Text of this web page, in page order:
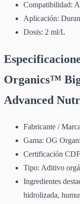
Compatibilidad:
Aplicación:
Dosis: 2 ml/L
Organics™
Advanced
Fabricante /
Gama: OG
Certificación
Tipo: Aditivo
Ingredientes
hidrolizada,